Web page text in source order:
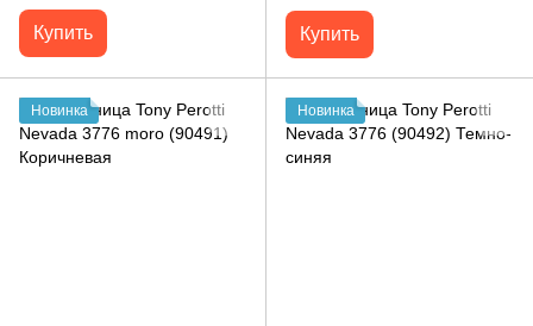
Купить Купить
Новинка Новинка